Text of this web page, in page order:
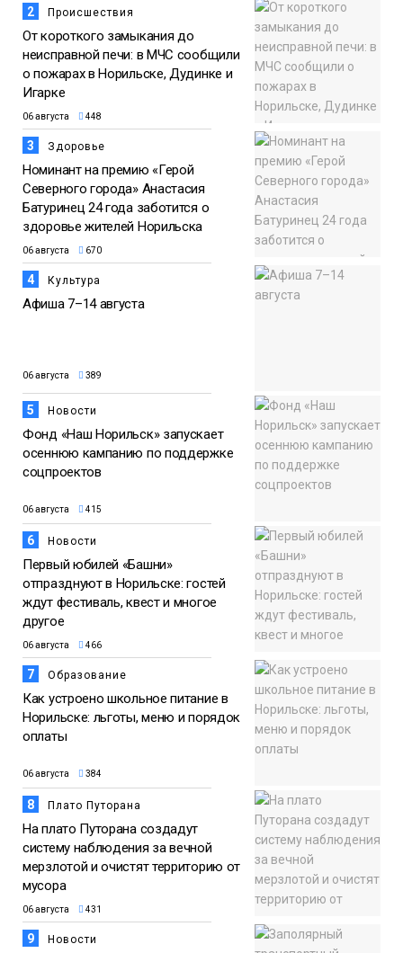
2 Происшествия
От короткого замыкания до
неисправной печи: в МЧС сообщили
о пожарах в Норильске, Дудинке и
Игарке
06 августа 448
3 Здоровье
Номинант на премию «Герой
Северного города» Анастасия
Батуринец 24 года заботится о
здоровье жителей Норильска
06 августа 670
4 Культура
Афиша 7–14 августа
06 августа 389
5 Новости
Фонд «Наш Норильск» запускает
осеннюю кампанию по поддержке
соцпроектов
06 августа 415
6 Новости
Первый юбилей «Башни»
отпразднуют в Норильске: гостей
ждут фестиваль, квест и многое
другое
06 августа 466
7 Образование
Как устроено школьное питание в
Норильске: льготы, меню и порядок
оплаты
06 августа 384
8 Плато Путорана
На плато Путорана создадут
систему наблюдения за вечной
мерзлотой и очистят территорию от
мусора
06 августа 431
9 Новости